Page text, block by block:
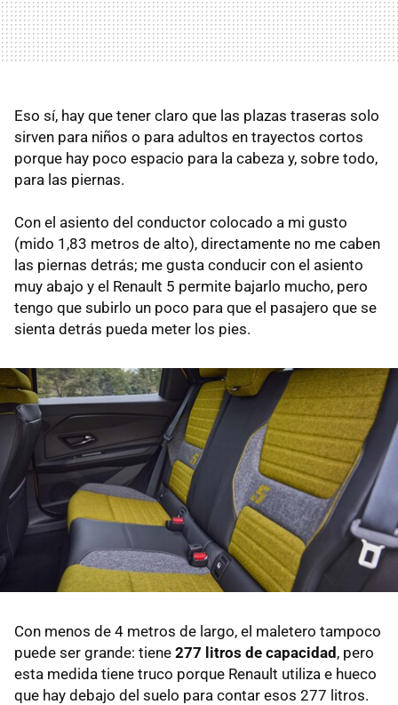
Eso sí, hay que tener claro que las plazas traseras solo
sirven para niños o para adultos en trayectos cortos
porque hay poco espacio para la cabeza y, sobre todo,
para las piernas.
Con el asiento del conductor colocado a mi gusto
(mido 1,83 metros de alto), directamente no me caben
las piernas detrás; me gusta conducir con el asiento
muy abajo y el Renault 5 permite bajarlo mucho, pero
tengo que subirlo un poco para que el pasajero que se
sienta detrás pueda meter los pies.
Con menos de 4 metros de largo, el maletero tampoco
puede ser grande: tiene 277 litros de capacidad, pero
esta medida tiene truco porque Renault utiliza e hueco
que hay debajo del suelo para contar esos 277 litros.